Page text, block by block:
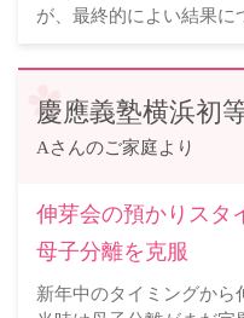
が、最終的によい結果に
慶應義塾横浜初
Aさんのご家庭より
伸芽会の預かりスタ
母子分離を克服
新年中のタイミングから